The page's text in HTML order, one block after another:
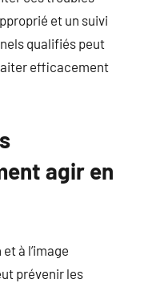
et un suivi
qualifiés peut
efficacement
agir en
à l’image
prévenir les